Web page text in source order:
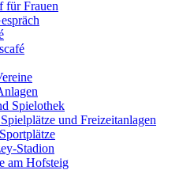
für Frauen
Spielothek
und Freizeitanlagen
Stadion
am Hofsteig